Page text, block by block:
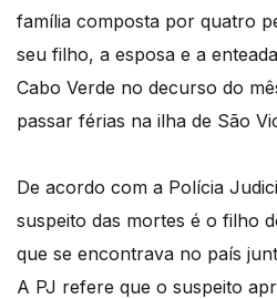
família composta por quatro
seu filho, a esposa e a
Cabo Verde no decurso do
passar férias na ilha de São
De acordo com a Polícia
suspeito das mortes é o filho
que se encontrava no país
A PJ refere que o suspeito